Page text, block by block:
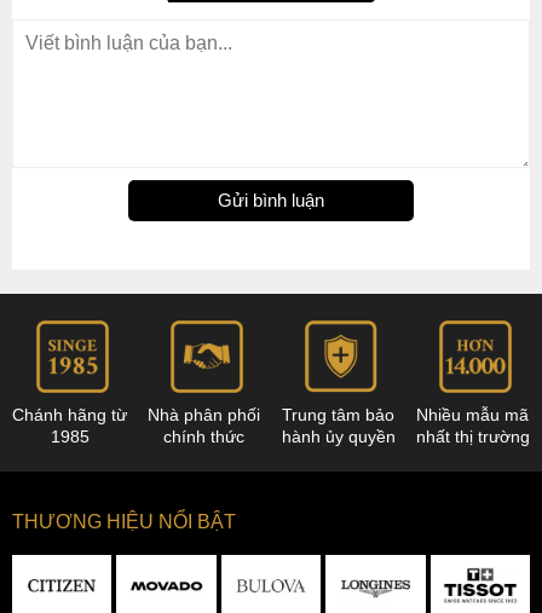
Gửi bình luận
Chánh hãng từ
1985
Nhà phân phối
chính thức
Trung tâm bảo
hành ủy quyền
Nhiều mẫu mã
nhất thị trường
THƯƠNG HIỆU NỔI BẬT